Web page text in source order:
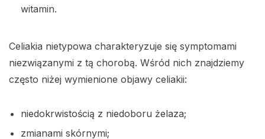
witamin.
Celiakia nietypowa charakteryzuje się symptomami
niezwiązanymi z tą chorobą. Wśród nich znajdziemy
często niżej wymienione objawy celiakii:
niedokrwistością z niedoboru żelaza;
zmianami skórnymi;